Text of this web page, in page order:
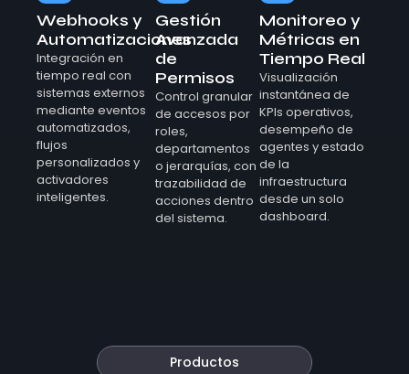
Webhooks y
Automatizaciones
Integración en
tiempo real con
sistemas externos
mediante eventos
automatizados,
flujos
personalizados y
activadores
inteligentes.
Gestión
Avanzada
de
Permisos
Control granular
de accesos por
roles,
departamentos
o jerarquías, con
trazabilidad de
acciones dentro
del sistema.
Monitoreo y
Métricas en
Tiempo Real
Visualización
instantánea de
KPIs operativos,
desempeño de
agentes y estado
de la
infraestructura
desde un solo
dashboard.
Productos